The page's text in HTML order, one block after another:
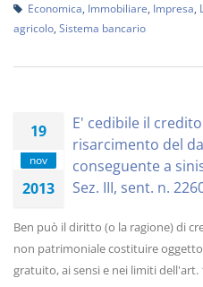
Economica Immobiliare Impresa
agricolo Sistema bancario
19
nov
2013
E' cedibile il
risarcimento del
conseguente a
Sez. III, sent. n.
Ben può il diritto (o la ragione) di
non patrimoniale costituire
gratuito, ai sensi e nei limiti dell'art.